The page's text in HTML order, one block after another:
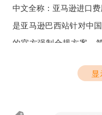
+成交抽成新模式，流量
诉申诉窗口期由21天缩
严。SHEIN美国站自6月
Shop等主要平台持续强
中文全称：亚马逊进口
是亚马逊巴西站针对中
的官方强制合规方案，
显